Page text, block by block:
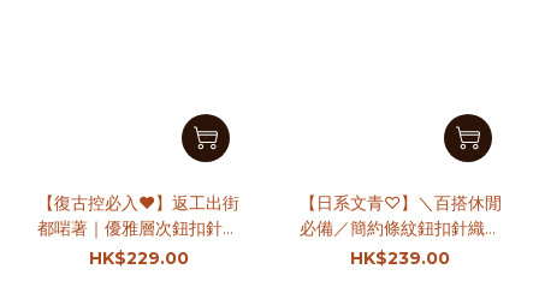
【復古控必入♥】返工出街
都啱著｜優雅層次鈕扣針織
上衣Set｜2色入
HK$229.00
【日系文青♡】＼百搭休閒
必備／簡約條紋鈕扣針織上
衣Set｜2色入
HK$239.00